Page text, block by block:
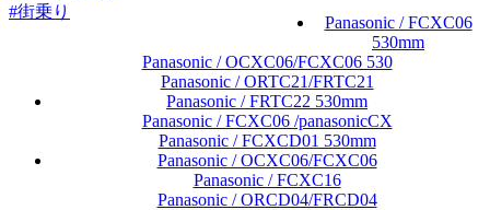
#街乗り
Panasonic / FCXC06
530mm
Panasonic / OCXC06/FCXC06 530
Panasonic / ORTC21/FRTC21
Panasonic / FRTC22 530mm
Panasonic / FCXC06 /panasonicCX
Panasonic / FCXCD01 530mm
Panasonic / OCXC06/FCXC06
Panasonic / FCXC16
Panasonic / ORCD04/FRCD04